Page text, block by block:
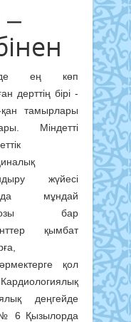
ең көп
дерттің бірі -
қан тамырлары
Міндетті
жүйесі
мұндай
бар
қымбат
қол
деңгейде
№ 6 Қызылорда